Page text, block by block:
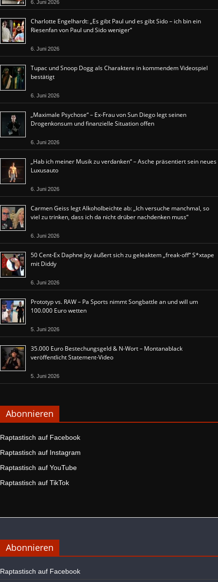
6. Juni 2026
Charlotte Engelhardt: „Es gibt Paul und es gibt Sido – ich bin ein
Riesenfan von Paul und Sido weniger“
6. Juni 2026
Tupac und Snoop Dogg als Charaktere in kommendem Videospiel
bestätigt
6. Juni 2026
„Maximale Psychose“ – Ex-Frau von Sun Diego legt seinen
Drogenkonsum und finanzielle Situation offen
6. Juni 2026
„Hab ich meiner Musik zu verdanken“ – Asche präsentiert sein neues
Luxusauto
6. Juni 2026
Carmen Geiss legt Alkoholbeichte ab: „Ich versuche manchmal, so
viel zu trinken, dass ich da nicht drüber nachdenken muss“
6. Juni 2026
50 Cent-Ex Daphne Joy äußert sich zu geleaktem „freak-off“ S*xtape
mit Diddy
6. Juni 2026
Prototyp vs. RAW – Pa Sports nimmt Songbattle an und will um
100.000 Euro wetten
5. Juni 2026
35.000 Euro Bestechungsgeld & N-Wort – Montanablack
veröffentlicht Statement-Video
5. Juni 2026
Abonnieren
Raptastisch auf Facebook
Raptastisch auf Instagram
Raptastisch auf YouTube
Raptastisch auf TikTok
Abonnieren
Raptastisch auf Facebook